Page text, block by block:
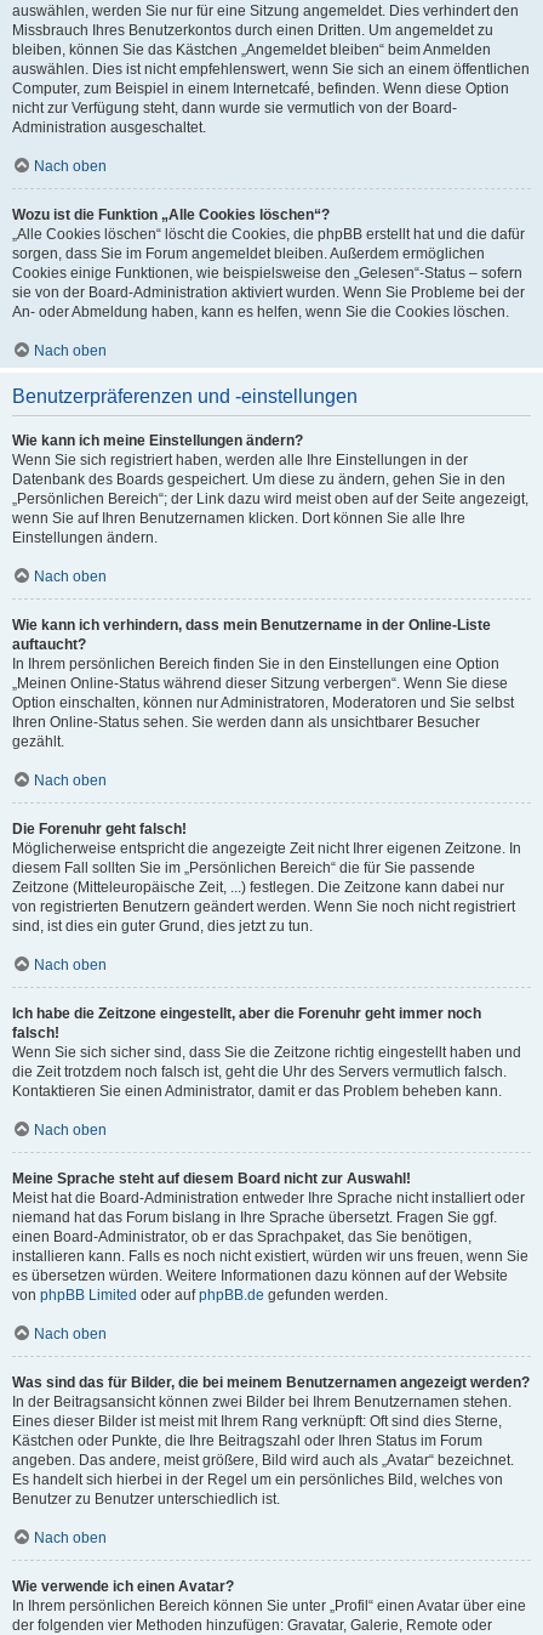
auswählen, werden Sie nur für eine Sitzung angemeldet. Dies verhindert den
Missbrauch Ihres Benutzerkontos durch einen Dritten. Um angemeldet zu
bleiben, können Sie das Kästchen „Angemeldet bleiben“ beim Anmelden
auswählen. Dies ist nicht empfehlenswert, wenn Sie sich an einem öffentlichen
Computer, zum Beispiel in einem Internetcafé, befinden. Wenn diese Option
nicht zur Verfügung steht, dann wurde sie vermutlich von der Board-
Administration ausgeschaltet.
Nach oben
Wozu ist die Funktion „Alle Cookies löschen“?
„Alle Cookies löschen“ löscht die Cookies, die phpBB erstellt hat und die dafür
sorgen, dass Sie im Forum angemeldet bleiben. Außerdem ermöglichen
Cookies einige Funktionen, wie beispielsweise den „Gelesen“-Status – sofern
sie von der Board-Administration aktiviert wurden. Wenn Sie Probleme bei der
An- oder Abmeldung haben, kann es helfen, wenn Sie die Cookies löschen.
Nach oben
Benutzerpräferenzen und -einstellungen
Wie kann ich meine Einstellungen ändern?
Wenn Sie sich registriert haben, werden alle Ihre Einstellungen in der
Datenbank des Boards gespeichert. Um diese zu ändern, gehen Sie in den
„Persönlichen Bereich“; der Link dazu wird meist oben auf der Seite angezeigt,
wenn Sie auf Ihren Benutzernamen klicken. Dort können Sie alle Ihre
Einstellungen ändern.
Nach oben
Wie kann ich verhindern, dass mein Benutzername in der Online-Liste
auftaucht?
In Ihrem persönlichen Bereich finden Sie in den Einstellungen eine Option
„Meinen Online-Status während dieser Sitzung verbergen“. Wenn Sie diese
Option einschalten, können nur Administratoren, Moderatoren und Sie selbst
Ihren Online-Status sehen. Sie werden dann als unsichtbarer Besucher
gezählt.
Nach oben
Die Forenuhr geht falsch!
Möglicherweise entspricht die angezeigte Zeit nicht Ihrer eigenen Zeitzone. In
diesem Fall sollten Sie im „Persönlichen Bereich“ die für Sie passende
Zeitzone (Mitteleuropäische Zeit, ...) festlegen. Die Zeitzone kann dabei nur
von registrierten Benutzern geändert werden. Wenn Sie noch nicht registriert
sind, ist dies ein guter Grund, dies jetzt zu tun.
Nach oben
Ich habe die Zeitzone eingestellt, aber die Forenuhr geht immer noch
falsch!
Wenn Sie sich sicher sind, dass Sie die Zeitzone richtig eingestellt haben und
die Zeit trotzdem noch falsch ist, geht die Uhr des Servers vermutlich falsch.
Kontaktieren Sie einen Administrator, damit er das Problem beheben kann.
Nach oben
Meine Sprache steht auf diesem Board nicht zur Auswahl!
Meist hat die Board-Administration entweder Ihre Sprache nicht installiert oder
niemand hat das Forum bislang in Ihre Sprache übersetzt. Fragen Sie ggf.
einen Board-Administrator, ob er das Sprachpaket, das Sie benötigen,
installieren kann. Falls es noch nicht existiert, würden wir uns freuen, wenn Sie
es übersetzen würden. Weitere Informationen dazu können auf der Website
von phpBB Limited oder aufphpBB.de gefunden werden.
Nach oben
Was sind das für Bilder, die bei meinem Benutzernamen angezeigt werden?
In der Beitragsansicht können zwei Bilder bei Ihrem Benutzernamen stehen.
Eines dieser Bilder ist meist mit Ihrem Rang verknüpft: Oft sind dies Sterne,
Kästchen oder Punkte, die Ihre Beitragszahl oder Ihren Status im Forum
angeben. Das andere, meist größere, Bild wird auch als „Avatar“ bezeichnet.
Es handelt sich hierbei in der Regel um ein persönliches Bild, welches von
Benutzer zu Benutzer unterschiedlich ist.
Nach oben
Wie verwende ich einen Avatar?
In Ihrem persönlichen Bereich können Sie unter „Profil“ einen Avatar über eine
der folgenden vier Methoden hinzufügen: Gravatar, Galerie, Remote oder